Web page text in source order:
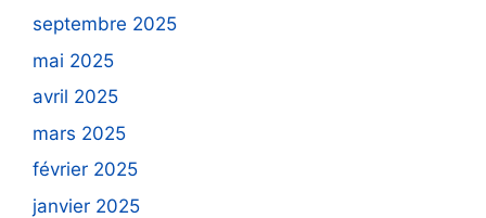
septembre 2025
mai 2025
avril 2025
mars 2025
février 2025
janvier 2025